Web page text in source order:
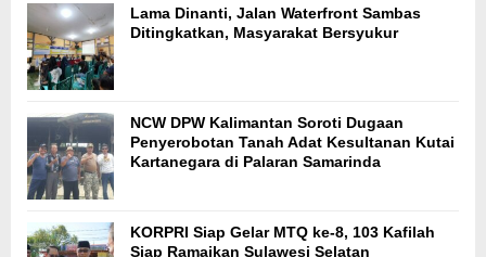
Lama Dinanti, Jalan Waterfront Sambas
Ditingkatkan, Masyarakat Bersyukur
NCW DPW Kalimantan Soroti Dugaan
Penyerobotan Tanah Adat Kesultanan Kutai
Kartanegara di Palaran Samarinda
KORPRI Siap Gelar MTQ ke-8, 103 Kafilah
Siap Ramaikan Sulawesi Selatan